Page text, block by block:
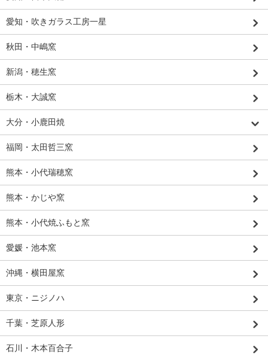
愛知・吹きガラス工房一星
秋田・中嶋窯
新潟・穂生窯
栃木・大誠窯
大分・小鹿田焼
福岡・太田哲三窯
熊本・小代瑞穂窯
熊本・かじや窯
熊本・小代焼ふもと窯
愛媛・池本窯
沖縄・横田屋窯
東京・ニジノハ
千葉・芝原人形
石川・木本百合子